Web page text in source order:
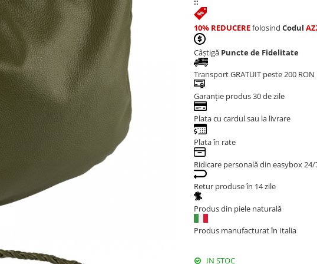
10% REDUCEREfolosind Codul
Câștigă Puncte de Fidelitate
Transport GRATUIT peste 200 RON
Garanție produs 30 de zile
Plata cu cardul sau la livrare
Plata în rate
Ridicare personală din easybox 24/
Retur produse în 14 zile
Produs din piele naturală
Produs manufacturat în Italia
IN STOC